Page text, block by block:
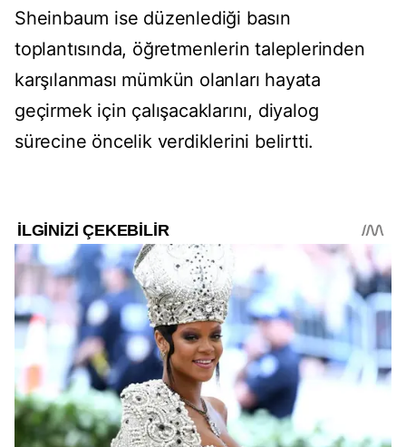
Sheinbaum ise düzenlediği basın
toplantısında, öğretmenlerin taleplerinden
karşılanması mümkün olanları hayata
geçirmek için çalışacaklarını, diyalog
sürecine öncelik verdiklerini belirtti.